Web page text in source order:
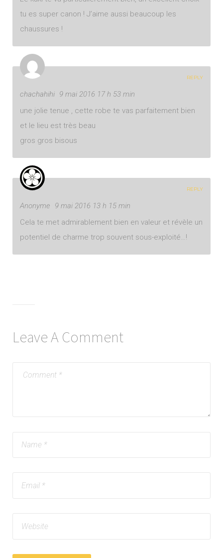
tu es super canon ! J’aime aussi beaucoup les
chaussures !
chachahihi 9 mai 2016 17 h 53 min
une jolie tenue , cette robe te vas parfaitement bien
et le lieu est très beau
gros gros bisous
REPLY
Anonyme
9 mai 2016 13 h 15 min
Cela te met admirablement bien en valeur et révèle un
potentiel de charme trop souvent sous-exploité…!
REPLY
Leave A Comment